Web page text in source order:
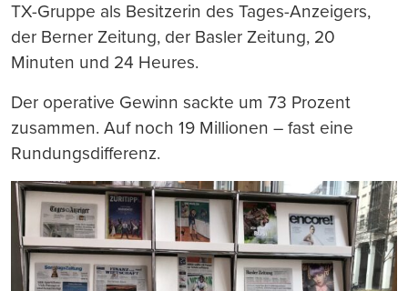
TX-Gruppe als Besitzerin des Tages-Anzeigers,
der Berner Zeitung, der Basler Zeitung, 20
Minuten und 24 Heures.
Der operative Gewinn sackte um 73 Prozent
zusammen. Auf noch 19 Millionen – fast eine
Rundungsdifferenz.